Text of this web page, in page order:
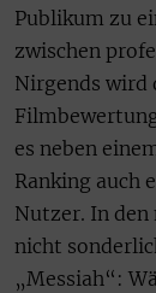
Publikum zu
zwischen
Nirgends wird
es neben
Ranking auch
Nutzer. In den
nicht
„Messiah“: